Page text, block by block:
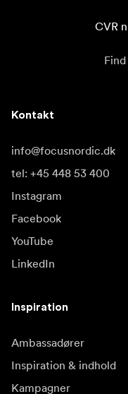
CVR
Kontakt
info@focusnordic.dk
tel: +45 448 53 400
Instagram
Facebook
YouTube
LinkedIn
Inspiration
Ambassadører
Inspiration & indhold
Kampagner